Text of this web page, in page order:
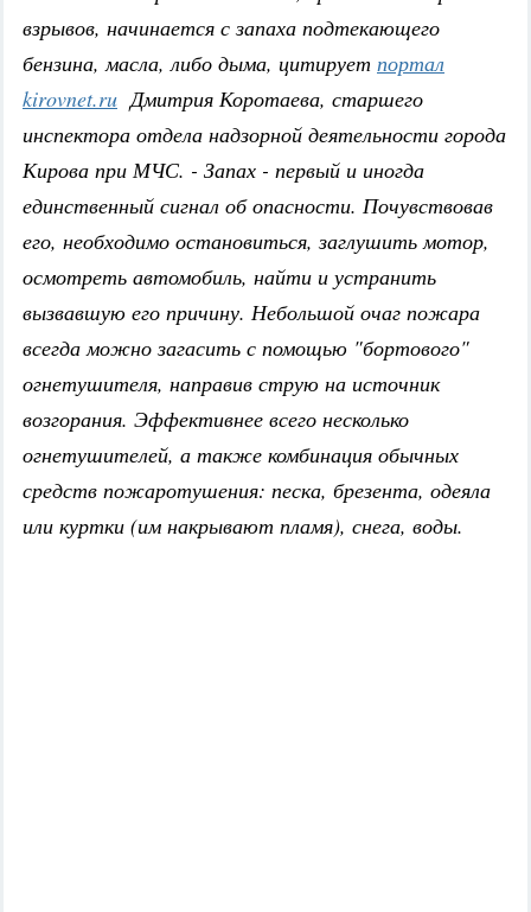
взрывов, начинается с запаха подтекающего
бензина, масла, либо дыма, цитирует портал
kirovnet.ru Дмитрия Коротаева, старшего
инспектора отдела надзорной деятельности города
Кирова при МЧС. - Запах - первый и иногда
единственный сигнал об опасности. Почувствовав
его, необходимо остановиться, заглушить мотор,
осмотреть автомобиль, найти и устранить
вызвавшую его причину. Небольшой очаг пожара
всегда можно загасить с помощью "бортового"
огнетушителя, направив струю на источник
возгорания. Эффективнее всего несколько
огнетушителей, а также комбинация обычных
средств пожаротушения: песка, брезента, одеяла
или куртки (им накрывают пламя), снега, воды.